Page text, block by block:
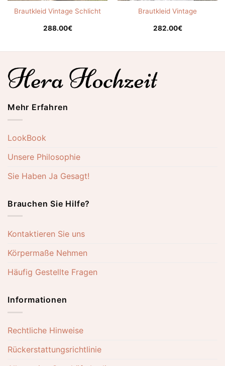
Brautkleid Vintage Schlicht
288.00€
Brautkleid Vintage
282.00€
Mehr Erfahren
LookBook
Unsere Philosophie
Sie Haben Ja Gesagt!
Brauchen Sie Hilfe?
Kontaktieren Sie uns
Körpermaße Nehmen
Häufig Gestellte Fragen
Informationen
Rechtliche Hinweise
Rückerstattungsrichtlinie